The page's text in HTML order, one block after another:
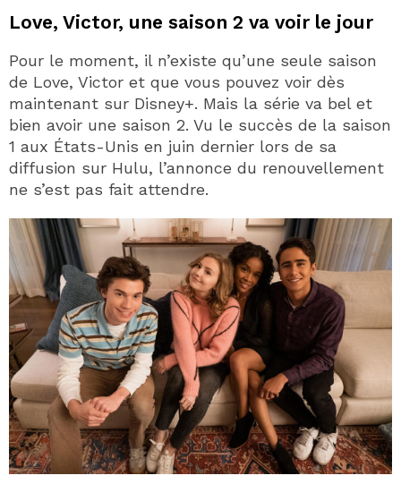
Love, Victor, une saison 2 va voir le jour
Pour le moment, il n’existe qu’une seule saison
de Love, Victor et que vous pouvez voir dès
maintenant sur Disney+. Mais la série va bel et
bien avoir une saison 2. Vu le succès de la saison
1 aux États-Unis en juin dernier lors de sa
diffusion sur Hulu, l’annonce du renouvellement
ne s’est pas fait attendre.